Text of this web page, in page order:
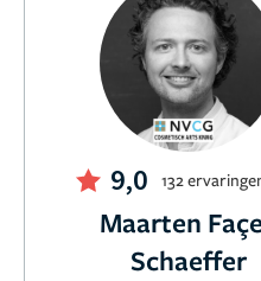
9,0 132
Maarten
Schaeffer